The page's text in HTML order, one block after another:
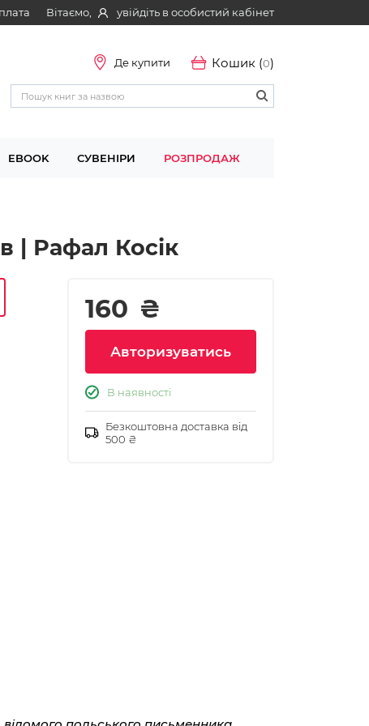
Вітаємо, увійдіть в особистий кабінет
Де купити Кошик (0)
EBOOK СУВЕНІРИ РОЗПРОДАЖ
| Рафал Косік
160 ₴
Авторизуватись
В наявності
Безкоштовна доставка від
500 ₴